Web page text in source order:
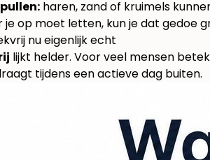
haren, zand of kruimels
je op moet letten, kun je dat gedoe
nu eigenlijk echt
lijkt helder. Voor veel mensen
tijdens een actieve dag buiten.